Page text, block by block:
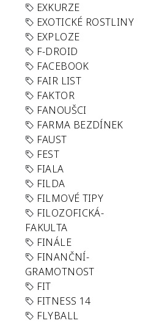
EXKURZE
EXOTICKÉ ROSTLINY
EXPLOZE
F-DROID
FACEBOOK
FAIR LIST
FAKTOR
FANOUŠCI
FARMA BEZDÍNEK
FAUST
FEST
FIALA
FILDA
FILMOVÉ TIPY
FILOZOFICKÁ-
FAKULTA
FINÁLE
FINANČNÍ-
GRAMOTNOST
FIT
FITNESS 14
FLYBALL